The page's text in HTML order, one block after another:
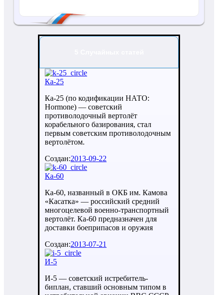
Ка-25
Ка-25 (по кодификации НАТО:
Hormone) — советский
противолодочный вертолёт
корабельного базирования, стал
первым советским противолодочным
вертолётом.
Создан:2013-09-22
Ка-60
Ка-60, названный в ОКБ им. Камова
«Касатка» — российский средний
многоцелевой военно-транспортный
вертолёт. Ка-60 предназначен для
доставки боеприпасов и оружия
Создан:2013-07-21
И-5
И-5 — советский истребитель-
биплан, ставший основным типом в